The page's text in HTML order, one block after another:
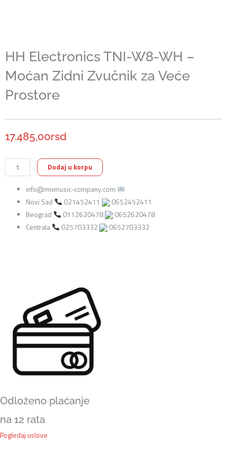
HH Electronics TNI-W8-WH –
Moćan Zidni Zvučnik za Veće
Prostore
17.485,00rsd
Electronics
W8-
količina
Dodaj u korpu
info@mixmusic-company.com
Novi Sad
021452411
0652452411
Beograd
0112620478
0652620478
Centrala
025703332 0652703332
Odloženo plaćanje
na 12 rata
Pogledaj uslove